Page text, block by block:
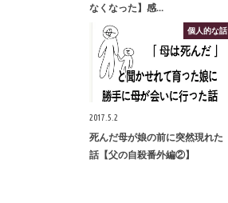
なくなった】感…
個人的な話
2017.5.2
死んだ母が娘の前に突然現れた
話【父の自殺番外編②】